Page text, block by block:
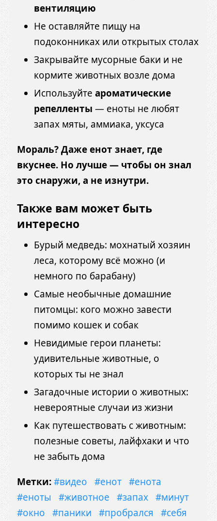
вентиляцию
Не оставляйте пищу на
подоконниках или открытых столах
Закрывайте мусорные баки и не
кормите животных возле дома
Используйте ароматические
репелленты — еноты не любят
запах мяты, аммиака, уксуса
Мораль? Даже енот знает, где
вкуснее. Но лучше — чтобы он знал
это снаружи, а не изнутри.
Также вам может быть
интересно
Бурый медведь: мохнатый хозяин
леса, которому всё можно (и
немного по барабану)
Самые необычные домашние
питомцы: кого можно завести
помимо кошек и собак
Невидимые герои планеты:
удивительные животные, о
которых ты не знал
Загадочные истории о животных:
невероятные случаи из жизни
Как путешествовать с животным:
полезные советы, лайфхаки и что
не забыть дома
Метки:#видео #енот #енота
#еноты
#животное #запах #минут
#окно
#паники #пробрался
#себя